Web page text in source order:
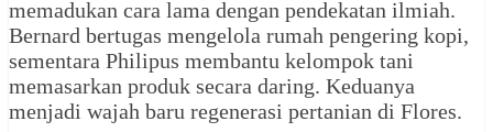
memadukan cara lama dengan pendekatan ilmiah.
Bernard bertugas mengelola rumah pengering kopi,
sementara Philipus membantu kelompok tani
memasarkan produk secara daring. Keduanya
menjadi wajah baru regenerasi pertanian di Flores.